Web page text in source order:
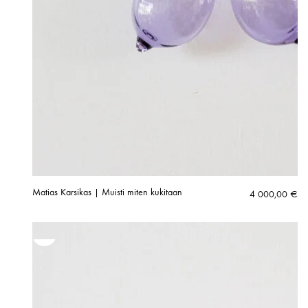
Matias Karsikas | Muisti miten kukitaan 4 000,00 €